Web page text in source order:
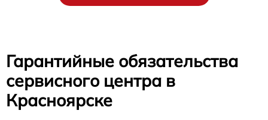
Гарантийные обязательства
сервисного центра в
Красноярске